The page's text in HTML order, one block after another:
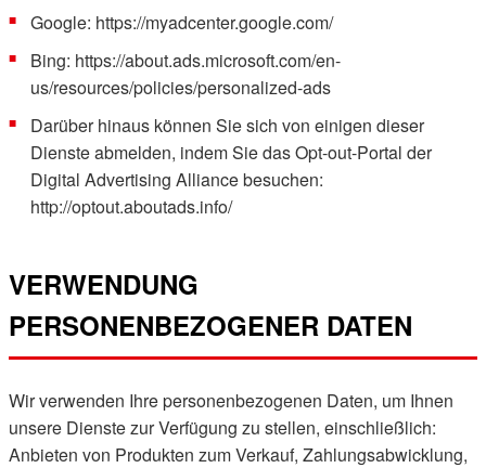
Google: https://myadcenter.google.com/
Bing: https://about.ads.microsoft.com/en-
us/resources/policies/personalized-ads
Darüber hinaus können Sie sich von einigen dieser
Dienste abmelden, indem Sie das Opt-out-Portal der
Digital Advertising Alliance besuchen:
http://optout.aboutads.info/
VERWENDUNG
PERSONENBEZOGENER DATEN
Wir verwenden Ihre personenbezogenen Daten, um Ihnen
unsere Dienste zur Verfügung zu stellen, einschließlich:
Anbieten von Produkten zum Verkauf, Zahlungsabwicklung,